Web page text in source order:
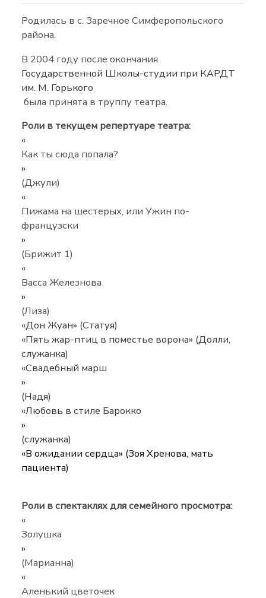
Родилась в с. Заречное Симферопольского
района.
В 2004 году после окончания
Государственной Школы-студии при КАРДТ
им. М. Горького
была принята в труппу театра.
Роли в текущем репертуаре театра:
«
Как ты сюда попала?
»
(Джули)
«
Пижама на шестерых, или Ужин по-
французски
»
(Брижит 1)
«
Васса Железнова
»
(Лиза)
«Дон Жуан» (Статуя)
«Пять жар-птиц в поместье ворона» (Долли,
служанка)
«Свадебный марш
»
(Надя)
«Любовь в стиле Барокко
»
(служанка)
«В ожидании сердца» (Зоя Хренова, мать
пациента)
Роли в спектаклях для семейного просмотра:
«
Золушка
»
(Марианна)
«
Аленький цветочек